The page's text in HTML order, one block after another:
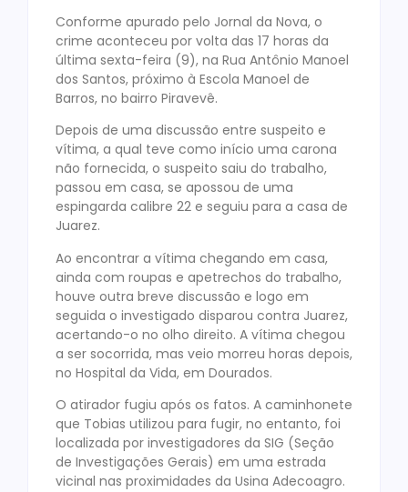
Conforme apurado pelo Jornal da Nova, o
crime aconteceu por volta das 17 horas da
última sexta-feira (9), na Rua Antônio Manoel
dos Santos, próximo à Escola Manoel de
Barros, no bairro Piravevê.
Depois de uma discussão entre suspeito e
vítima, a qual teve como início uma carona
não fornecida, o suspeito saiu do trabalho,
passou em casa, se apossou de uma
espingarda calibre 22 e seguiu para a casa de
Juarez.
Ao encontrar a vítima chegando em casa,
ainda com roupas e apetrechos do trabalho,
houve outra breve discussão e logo em
seguida o investigado disparou contra Juarez,
acertando-o no olho direito. A vítima chegou
a ser socorrida, mas veio morreu horas depois,
no Hospital da Vida, em Dourados.
O atirador fugiu após os fatos. A caminhonete
que Tobias utilizou para fugir, no entanto, foi
localizada por investigadores da SIG (Seção
de Investigações Gerais) em uma estrada
vicinal nas proximidades da Usina Adecoagro.